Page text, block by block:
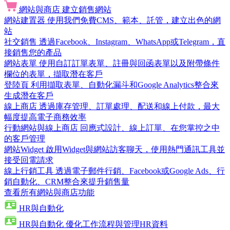
網站與商店 建立銷售網站
網站建置器 使用我們免費CMS、範本、託管，建立出色的網
站
社交銷售 透過Facebook、Instagram、WhatsApp或Telegram，直
接銷售您的產品
網站表單 使用自訂訂單表單、註冊與回函表單以及附帶條件
欄位的表單，擷取潛在客戶
登陸頁 利用擷取表單、自動化漏斗和Google Analytics整合來
生成潛在客戶
線上商店 透過庫存管理、訂單處理、配送和線上付款，最大
幅度提高電子商務效率
行動網站與線上商店 回應式設計、線上訂單、在您掌控之中
的客戶管理
網站Widget 啟用Widget與網站訪客聊天，使用熱門通訊工具並
接受回電請求
線上行銷工具 透過電子郵件行銷、Facebook或Google Ads、行
銷自動化、CRM整合來提升銷售量
查看所有網站與商店功能
HR與自動化
HR與自動化 優化工作流程與管理HR資料